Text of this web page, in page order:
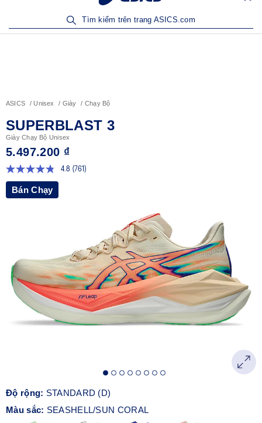
Tìm kiếm trên trang ASICS.com
ASICS Unisex Giày Chạy Bộ
SUPERBLAST 3
Giày Chạy Bộ Unisex
5.497.200 ₫
4.8 Đọc
tự.
(761)
Bán Chạy
Độ rộng: STANDARD (D)
Màu sắc: SEASHELL/SUN CORAL